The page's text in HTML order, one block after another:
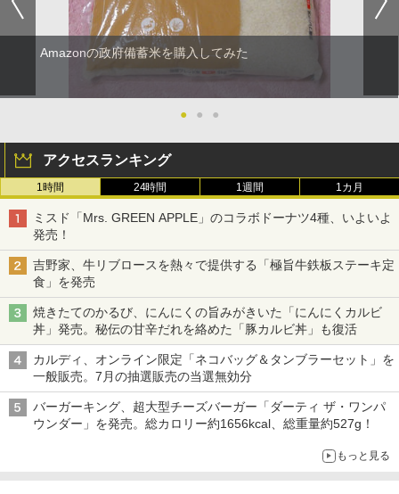
Amazonの政府備蓄米を購入してみた
● ● ●
アクセスランキング
1時間 24時間 1週間 1カ月
ミスド「Mrs. GREEN APPLE」のコラボドーナツ4種、いよいよ
発売！
吉野家、牛リブロースを熱々で提供する「極旨牛鉄板ステーキ定
食」を発売
焼きたてのかるび、にんにくの旨みがきいた「にんにくカルビ
丼」発売。秘伝の甘辛だれを絡めた「豚カルビ丼」も復活
カルディ、オンライン限定「ネコバッグ＆タンブラーセット」を
一般販売。7月の抽選販売の当選無効分
バーガーキング、超大型チーズバーガー「ダーティ ザ・ワンパ
ウンダー」を発売。総カロリー約1656kcal、総重量約527g！
もっと見る